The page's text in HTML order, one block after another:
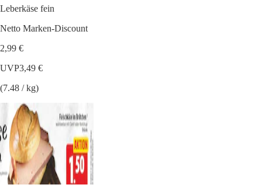
Leberkäse fein
Netto Marken-Discount
2,99 €
UVP3,49 €
(7.48 / kg)